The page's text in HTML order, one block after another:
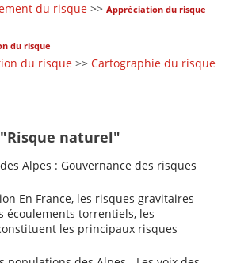
du risque >> Appréciation du risque
du risque
du risque >> Cartographie du risque
naturel"
Alpes : Gouvernance des risques
En France, les risques gravitaires
écoulements torrentiels, les
les principaux risques